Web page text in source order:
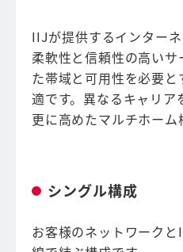
IIJが提供するインター
柔軟性と信頼性の高い
た帯域と可用性を必要
適です。異なるキャリア
更に高めたマルチホーム
シングル構成
お客様のネットワーク